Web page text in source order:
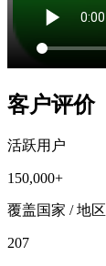
客户评价
活跃用户
150,000+
覆盖国家 / 地区
207